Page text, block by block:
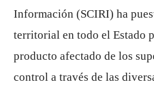
Información (SCIRI) ha
territorial en todo el Estado
producto afectado de los
control a través de las